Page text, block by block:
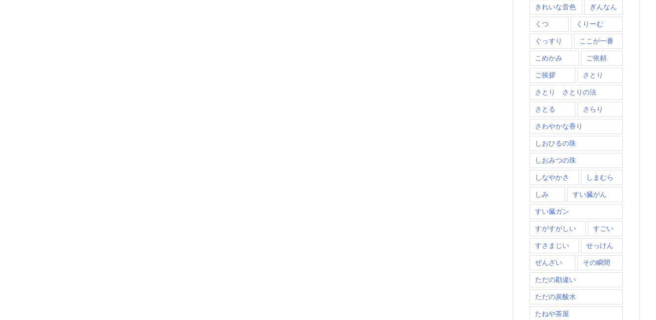
きれいな音色 ぎんなん
くつ くりーむ
ぐっすり ここが一番
こめかみ ご依頼
ご挨拶 さとり
さとり さとりの法
さとる さらり
さわやかな香り
しおひるの珠
しおみつの珠
しなやかさ しまむら
しみ すい臓がん
すい臓ガン
すがすがしい すごい
すさまじい せっけん
ぜんざい その瞬間
ただの勘違い
ただの炭酸水
たねや茶屋